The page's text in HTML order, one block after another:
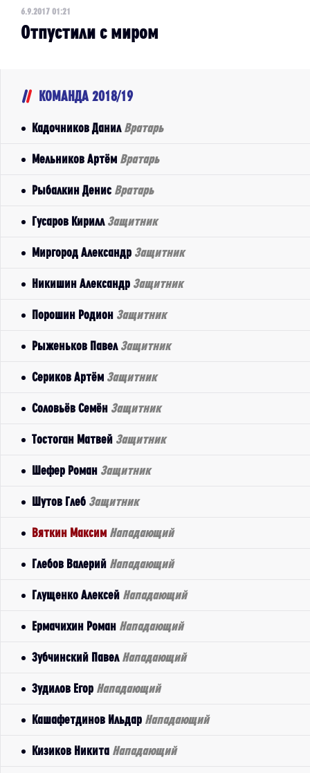
6.9.2017 01:21
Отпустили с миром
КОМАНДА 2018/19
Кадочников Данил Вратарь
Мельников Артём Вратарь
Рыбалкин Денис Вратарь
Гусаров Кирилл Защитник
Миргород Александр Защитник
Никишин Александр Защитник
Порошин Родион Защитник
Рыженьков Павел Защитник
Сериков Артём Защитник
Соловьёв Семён Защитник
Тостоган Матвей Защитник
Шефер Роман Защитник
Шутов Глеб Защитник
Вяткин Максим Нападающий
Глебов Валерий Нападающий
Глущенко Алексей Нападающий
Ермачихин Роман Нападающий
Зубчинский Павел Нападающий
Зудилов Егор Нападающий
Кашафетдинов Ильдар Нападающий
Кизиков Никита Нападающий